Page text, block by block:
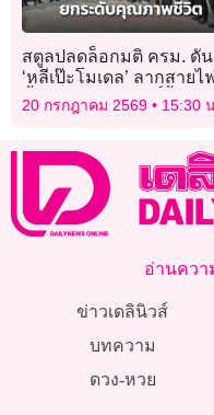
สตูลปลดล็อกมติ ครม. ดัน
‘หลีเป๊ะโมเดล’ ลากสายไ
น้ำ 72 กม. คืนสิทธิ์พื้นฐาน
ชาวเกาะ”
20 กรกฎาคม 2569 15:30
อ่านควา
ข่าวเดลินิวส์
บทความ
ดวง-หวย